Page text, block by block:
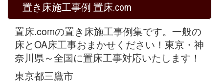
置き床施工事例 置床.com
置床.comの置き床施工事例集です。一般の
床とOA床工事おまかせください！東京・神
奈川県～全国に置床工事対応いたします！
東京都三鷹市